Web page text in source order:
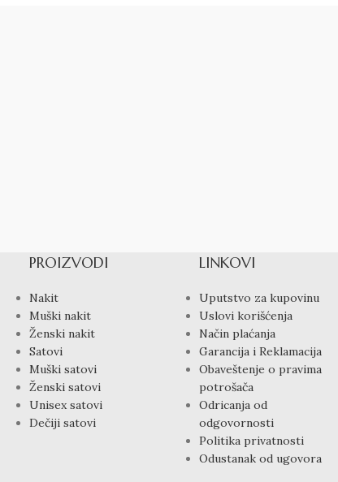
PROIZVODI
Nakit
Muški nakit
Ženski nakit
Satovi
Muški satovi
Ženski satovi
Unisex satovi
Dečiji satovi
LINKOVI
Uputstvo za kupovinu
Uslovi korišćenja
Način plaćanja
Garancija i Reklamacija
Obaveštenje o pravima
potrošača
Odricanja od
odgovornosti
Politika privatnosti
Odustanak od ugovora